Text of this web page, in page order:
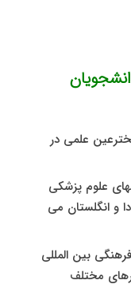
علمی در
علوم پزشکی
و انگلستان می
بین المللی
مختلف